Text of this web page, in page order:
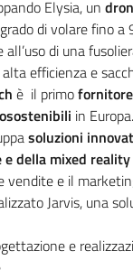
Elysia, un
di volare fino a
all’uso di una
efficienza e
è il primo
in Europa.
soluzioni
della mixed reality
vendite e il
Jarvis, una
e